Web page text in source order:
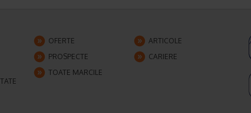
OFERTE
ARTICOLE
PROSPECTE
CARIERE
TOATE MARCILE